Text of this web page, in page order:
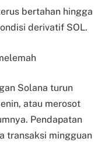
bertahan hingga
derivatif SOL.
Solana turun
atau merosot
Pendapatan
transaksi mingguan